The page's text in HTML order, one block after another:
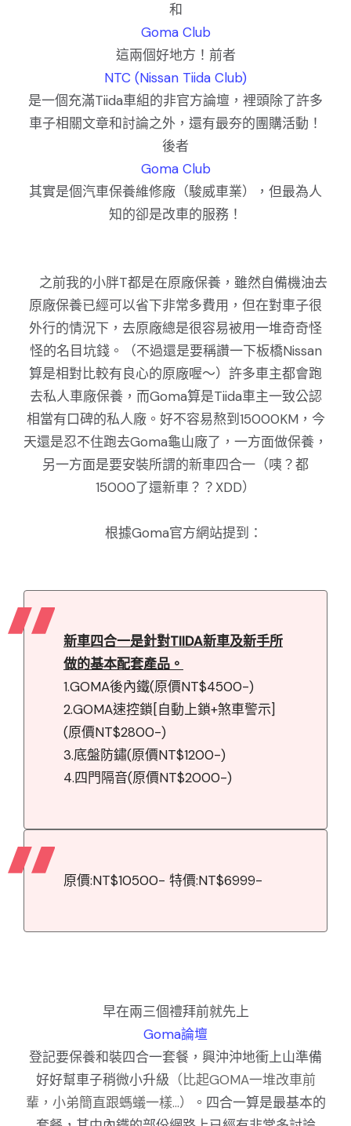
和
Goma Club
這兩個好地方！前者
NTC (Nissan Tiida Club)
是一個充滿Tiida車組的非官方論壇，裡頭除了許多
車子相關文章和討論之外，還有最夯的團購活動！
後者
Goma Club
其實是個汽車保養維修廠（駿威車業），但最為人
知的卻是改車的服務！
之前我的小胖T都是在原廠保養，雖然自備機油去
原廠保養已經可以省下非常多費用，但在對車子很
外行的情況下，去原廠總是很容易被用一堆奇奇怪
怪的名目坑錢。（不過還是要稱讚一下板橋Nissan
算是相對比較有良心的原廠喔～）許多車主都會跑
去私人車廠保養，而Goma算是Tiida車主一致公認
相當有口碑的私人廠。好不容易熬到15000KM，今
天還是忍不住跑去Goma龜山廠了，一方面做保養，
另一方面是要安裝所謂的新車四合一（咦？都
15000了還新車？？XDD）
根據Goma官方網站提到：
新車四合一是針對TIIDA新車及新手所
做的基本配套產品。
1.GOMA後內鐵(原價NT$4500-)
2.GOMA速控鎖[自動上鎖+煞車警示]
(原價NT$2800-)
3.底盤防鏽(原價NT$1200-)
4.四門隔音(原價NT$2000-)
原價:NT$10500- 特價:NT$6999-
早在兩三個禮拜前就先上
Goma論壇
登記要保養和裝四合一套餐，興沖沖地衝上山準備
好好幫車子稍微小升級 （比起GOMA一堆改車前
輩，小弟簡直跟螞蟻一樣...）
。四合一算是最基本的